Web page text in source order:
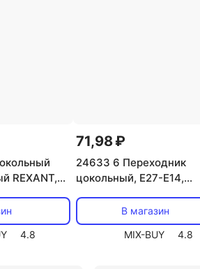
REXANT,
4.8
71,98 ₽
24633 6 Переходник
цокольный, E27-Е14,
24633 6, duwi, цена за 1
В магазин
MIX-BUY
4.8